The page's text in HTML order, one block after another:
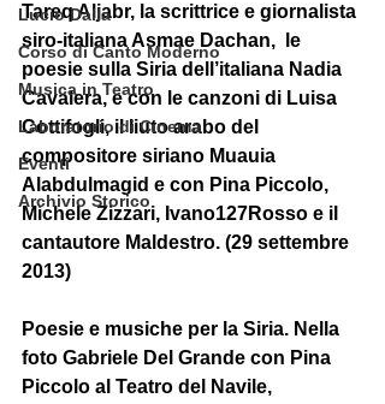
Lucio Dalla
Corso di Canto Moderno
Musica in Teatro
Laboratorio di Cinema
Eventi
Archivio Storico
Tareq Aljabr, la scrittrice e giornalista
siro-italiana Asmae Dachan,  le
poesie sulla Siria dell’italiana Nadia
Cavalera, e con le canzoni di Luisa
Cottifogli, il liuto arabo del
compositore siriano Muauia
Alabdulmagid e con Pina Piccolo,
Michele Zizzari, Ivano127Rosso e il
cantautore Maldestro. (29 settembre
2013)
Poesie e musiche per la Siria. Nella
foto Gabriele Del Grande con Pina
Piccolo al Teatro del Navile,